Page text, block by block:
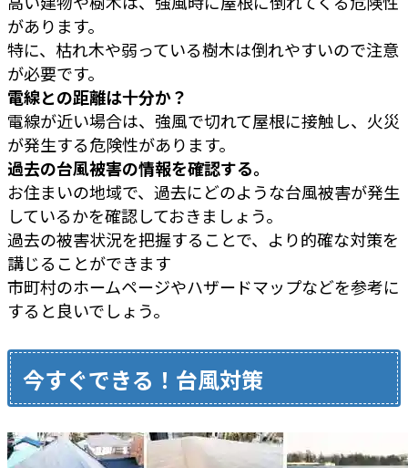
があります。
特に、枯れ木や弱っている樹木は倒れやすいので注意
が必要です。
電線との距離は十分か？
電線が近い場合は、強風で切れて屋根に接触し、火災
が発生する危険性があります。
過去の台風被害の情報を確認する。
お住まいの地域で、過去にどのような台風被害が発生
しているかを確認しておきましょう。
過去の被害状況を把握することで、より的確な対策を
講じることができます
市町村のホームページやハザードマップなどを参考に
すると良いでしょう。
今すぐできる！台風対策